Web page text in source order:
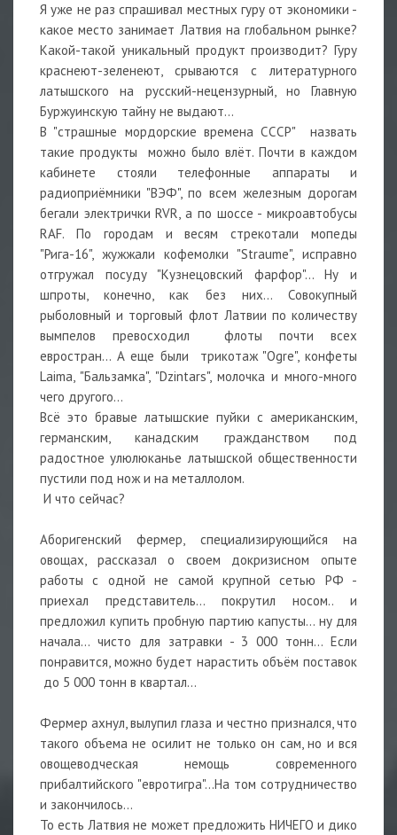
Я уже не раз спрашивал местных гуру от экономики -
какое место занимает Латвия на глобальном рынке?
Какой-такой уникальный продукт производит? Гуру
краснеют-зеленеют, срываются с литературного
латышского на русский-нецензурный, но Главную
Буржуинскую тайну не выдают...
В "страшные мордорские времена СССР" назвать
такие продукты можно было влёт. Почти в каждом
кабинете стояли телефонные аппараты и
радиоприёмники "ВЭФ", по всем железным дорогам
бегали электрички RVR, а по шоссе - микроавтобусы
RAF. По городам и весям стрекотали мопеды
"Рига-16", жужжали кофемолки "Straume", исправно
отгружал посуду "Кузнецовский фарфор"... Ну и
шпроты, конечно, как без них... Совокупный
рыболовный и торговый флот Латвии по количеству
вымпелов превосходил флоты почти всех
евростран... А еще были трикотаж "Ogre", конфеты
Laima, "Бальзамка", "Dzintars", молочка и много-много
чего другого...
Всё это бравые латышские пуйки с американским,
германским, канадским гражданством под
радостное улюлюканье латышской общественности
пустили под нож и на металлолом.
И что сейчас?
Аборигенский фермер, специализирующийся на
овощах, рассказал о своем докризисном опыте
работы с одной не самой крупной сетью РФ -
приехал представитель... покрутил носом.. и
предложил купить пробную партию капусты... ну для
начала... чисто для затравки - 3 000 тонн... Если
понравится, можно будет нарастить объём поставок
до 5 000 тонн в квартал...
Фермер ахнул, вылупил глаза и честно признался, что
такого объема не осилит не только он сам, но и вся
овощеводческая немощь современного
прибалтийского "евротигра"...На том сотрудничество
и закончилось...
То есть Латвия не может предложить НИЧЕГО и дико